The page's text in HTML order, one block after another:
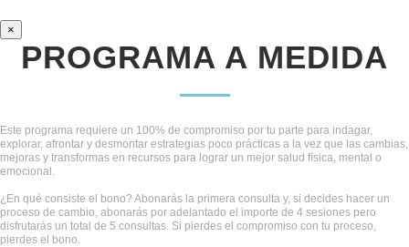
×
PROGRAMA A MEDIDA
Este programa requiere un 100% de compromiso por tu parte para indagar,
explorar, afrontar y desmontar estrategias poco prácticas a la vez que las cambias,
mejoras y transformas en recursos para lograr un mejor salud física, mental o
emocional.
¿En qué consiste el bono? Abonarás la primera consulta y, si decides hacer un
proceso de cambio, abonarás por adelantado el importe de 4 sesiones pero
disfrutarás un total de 5 consultas. Si pierdes el compromiso con tu proceso,
pierdes el bono.